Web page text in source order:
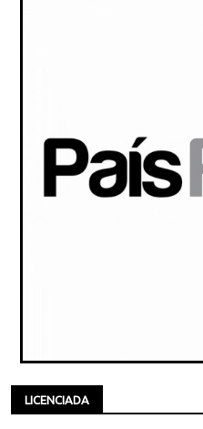
LICENCIADA